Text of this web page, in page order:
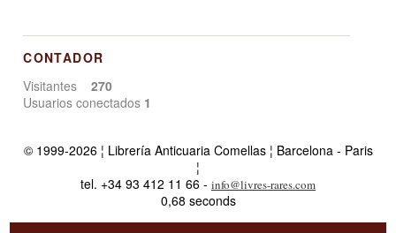
CONTADOR
Visitantes270
Usuarios conectados 1
© 1999-2026 ¦ Librería Anticuaria Comellas ¦ Barcelona - Paris
¦
tel. +34 93 412 11 66 - info@livres-rares.com
0,68 seconds